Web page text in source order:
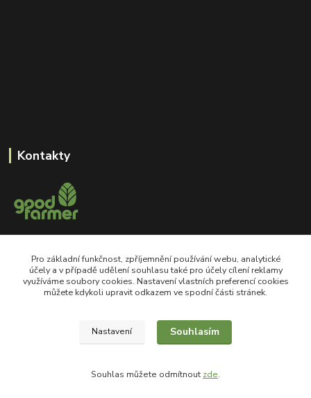
Kontakty
+420 605 550 660
Po-Pá, 8-18 hod
shop@goodfarmer.cz
©2008 goodfarmer.cz Všechna práva vyhrazena.
Pro základní funkčnost, zpříjemnění používání webu, analytické
účely a v případě udělení souhlasu také pro účely cílení reklamy
využíváme soubory cookies. Nastavení vlastních preferencí cookies
můžete kdykoli upravit odkazem ve spodní části stránek.
Nastavení Souhlasím
Souhlas můžete odmítnout zde.